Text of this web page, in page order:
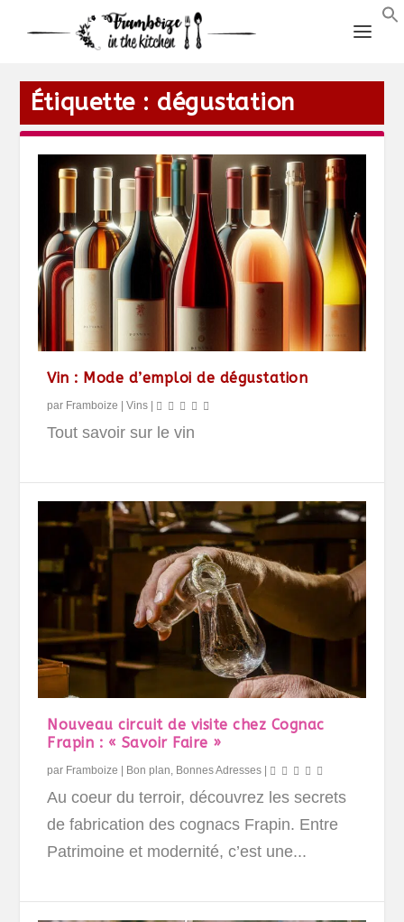
Étiquette : dégustation
Vin : Mode d’emploi de dégustation
par Framboize |Vins |
Tout savoir sur le vin
Nouveau circuit de visite chez Cognac
Frapin : « Savoir Faire »
par Framboize | Bon plan Bonnes Adresses |
Au coeur du terroir, découvrez les secrets
de fabrication des cognacs Frapin. Entre
Patrimoine et modernité, c’est une...